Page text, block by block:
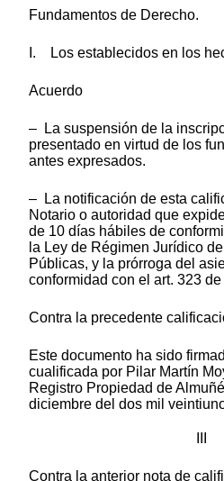
Fundamentos de Derecho.
I. Los establecidos en los
Acuerdo
– La suspensión de la
presentado en virtud de los
antes expresados.
– La notificación de esta
Notario o autoridad que
de 10 días hábiles de
la Ley de Régimen Jurídico
Públicas, y la prórroga del
conformidad con el art. 323 de
Contra la precedente
Este documento ha sido
cualificada por Pilar Martín
Registro Propiedad de
diciembre del dos mil
Contra la anterior nota de